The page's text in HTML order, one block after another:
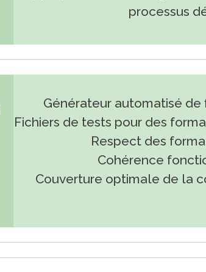
processus
Générateur automatisé de
Fichiers de tests pour des
Respect des
Cohérence
Couverture optimale de la